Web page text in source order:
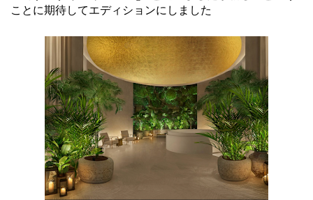
ことに期待してエディションにしました